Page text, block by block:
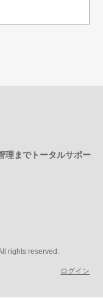
理までトータルサポー
rights reserved.
ログイン